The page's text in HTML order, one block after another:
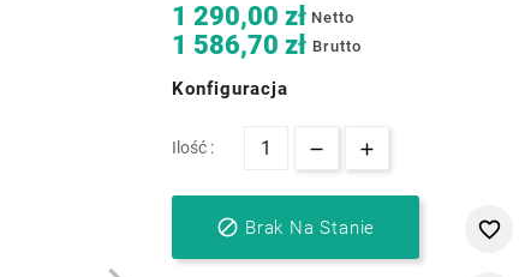
1 290,00 zł Netto
1 586,70 zł Brutto
Konfiguracja
Ilość :
 Brak Na Stanie 